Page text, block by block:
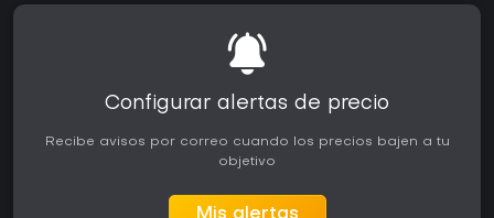
Configurar alertas de precio
Recibe avisos por correo cuando los precios bajen a tu
objetivo